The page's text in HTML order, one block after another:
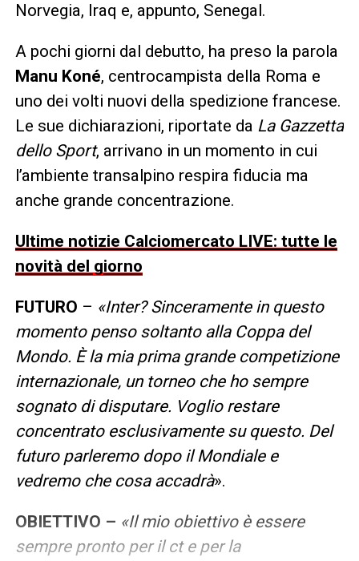
Norvegia, Iraq e, appunto, Senegal.
A pochi giorni dal debutto, ha preso la parola
Manu Koné, centrocampista della Roma e
uno dei volti nuovi della spedizione francese.
Le sue dichiarazioni, riportate da La Gazzetta
dello Sport, arrivano in un momento in cui
l’ambiente transalpino respira fiducia ma
anche grande concentrazione.
Ultime notizie Calciomercato LIVE: tutte le
novità del giorno
FUTURO – «Inter? Sinceramente in questo
momento penso soltanto alla Coppa del
Mondo. È la mia prima grande competizione
internazionale, un torneo che ho sempre
sognato di disputare. Voglio restare
concentrato esclusivamente su questo. Del
futuro parleremo dopo il Mondiale e
vedremo che cosa accadrà».
OBIETTIVO – «Il mio obiettivo è essere
sempre pronto per il ct e per la